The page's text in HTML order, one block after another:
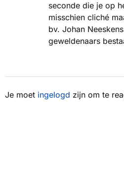
seconde die je op
misschien cliché
bv. Johan
geweldenaars
Je moet ingelogd zijn om te